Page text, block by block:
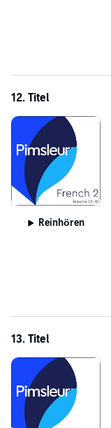
12. Titel
Reinhören
13. Titel